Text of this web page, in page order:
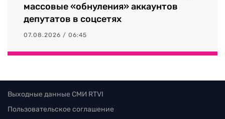
массовые «обнуления» аккаунтов
депутатов в соцсетях
07.08.2026 / 06:45
Выходные данные СМИ RTVI
Пользовательское соглашение